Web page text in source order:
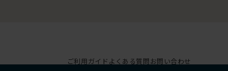
ご利用ガイド よくある質問お問い合わせ